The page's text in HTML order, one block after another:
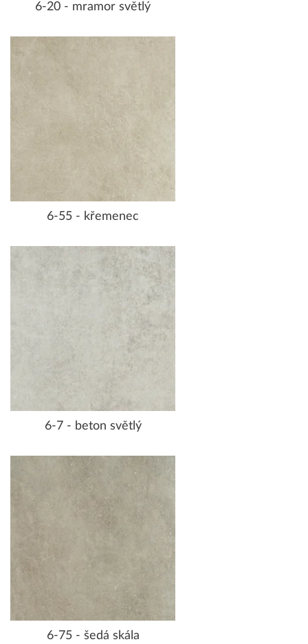
6-20 - mramor světlý
6-55 - křemenec
6-7 - beton světlý
6-75 - šedá skála